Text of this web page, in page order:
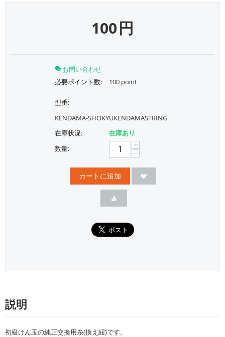
100円
お問い合わせ
必要ポイント数:
100 point
型番:
KENDAMA-SHOKYUKENDAMASTRING
在庫状況:
在庫あり
数量:
+
−
カートに追加
説明
初級けん玉の純正交換用糸(換え紐)です。